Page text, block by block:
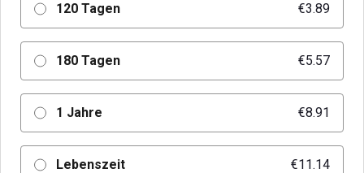
120 Tagen €3.89
180 Tagen €5.57
1 Jahre €8.91
Lebenszeit €11.14